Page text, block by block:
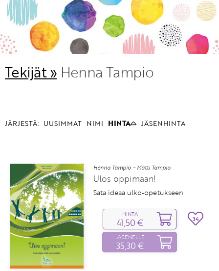
Tekijät » Henna Tampio
JÄRJESTÄ: UUSIMMAT NIMI HINTA JÄSENHINTA
Henna Tampio – Matti Tampio
Ulos oppimaan!
Sata ideaa ulko‑opetukseen
HINTA
41,50 €
JÄSENELLE
35,30 €
34